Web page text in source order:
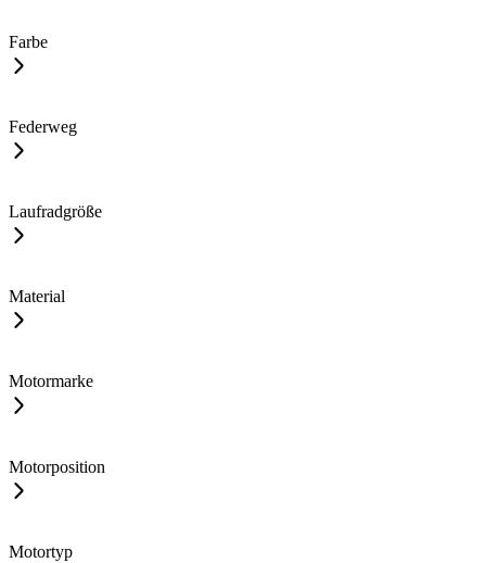
Farbe
Federweg
Laufradgröße
Material
Motormarke
Motorposition
Motortyp